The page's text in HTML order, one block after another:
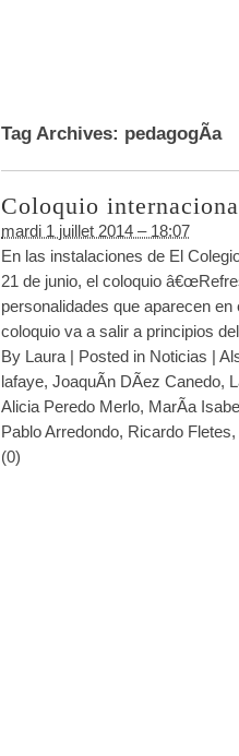
Tag Archives: pedagogÃ­a
Coloquio
mardi 1 juillet 2014 – 18:07
En las instalaciones de El
21 de junio, el coloquio
personalidades que aparecen
coloquio va a salir a principios
By Laura | Posted in Noticias |
lafaye, JoaquÃ­n DÃ­ez Canedo,
Alicia Peredo Merlo, MarÃ­a
Pablo Arredondo, Ricardo Fletes,
(0)